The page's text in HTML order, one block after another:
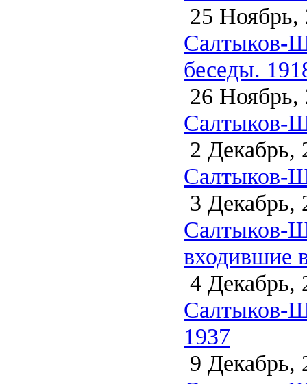
25 Ноябрь,
Салтыков-
беседы.
26 Ноябрь,
Салтыков-
2 Декабрь,
Салтыков-
3 Декабрь,
Салтыков-
входившие
4 Декабрь,
Салтыков-
1937
9 Декабрь,